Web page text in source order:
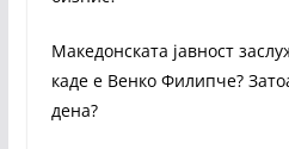
Македонската јавност
каде е Венко Филипче?
дена?